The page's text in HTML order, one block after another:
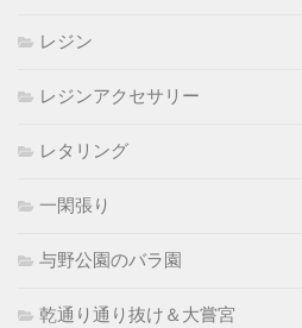
レジン
レジンアクセサリー
レタリング
一閑張り
与野公園のバラ園
乾通り通り抜け＆大嘗宮